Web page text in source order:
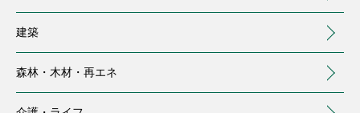
建築
森林・木材・ 再エネ